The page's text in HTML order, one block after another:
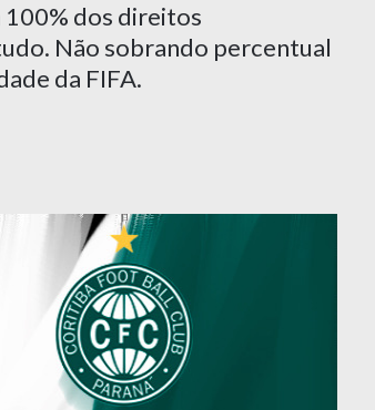
dos direitos
Não sobrando percentual
da FIFA.